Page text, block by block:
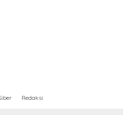
Redaksi